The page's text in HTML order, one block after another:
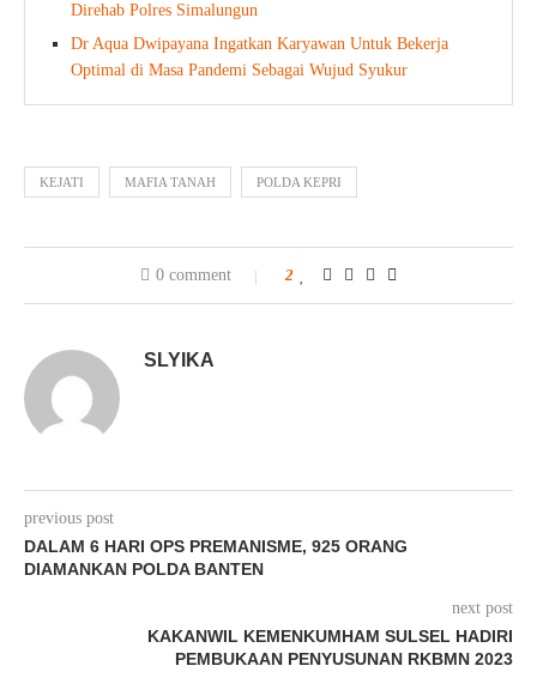
Direhab Polres Simalungun
Dr Aqua Dwipayana Ingatkan Karyawan Untuk Bekerja
Optimal di Masa Pandemi Sebagai Wujud Syukur
KEJATI MAFIA TANAH POLDA KEPRI
0 comment 2
SLYIKA
previous post
DALAM 6 HARI OPS PREMANISME, 925 ORANG
DIAMANKAN POLDA BANTEN
next post
KAKANWIL KEMENKUMHAM SULSEL HADIRI
PEMBUKAAN PENYUSUNAN RKBMN 2023